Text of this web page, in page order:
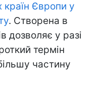
країн Європи у
. Створена в
дозволяє у разі
термін
частину